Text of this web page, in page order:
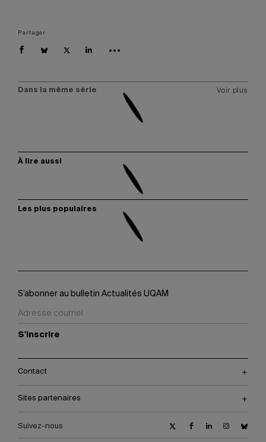
Partager
Dans la même série Voir plus
À lire aussi
Les plus populaires
S’abonner au bulletin Actualités UQAM
S'inscrire
Contact
Sites partenaires
Suivez-nous